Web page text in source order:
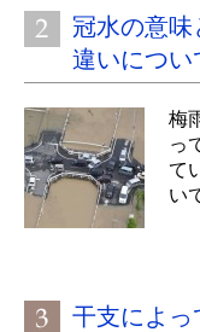
冠水の意
違いについ
梅
っ
て
い
干支によっ